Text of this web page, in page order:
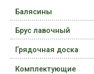
Балясины
Брус лавочный
Грядочная доска
Комплектующие